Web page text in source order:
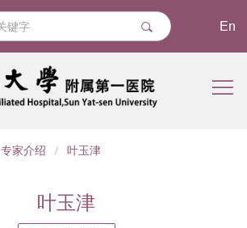
En
专家介绍 / 叶玉津
叶玉津